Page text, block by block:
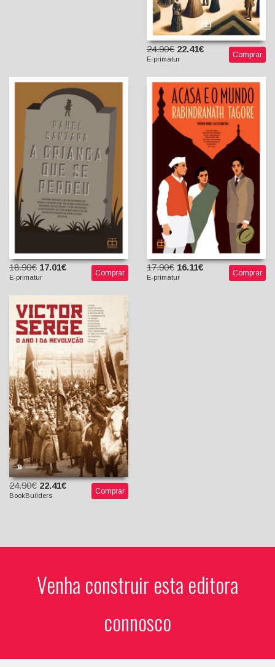
24.90€ 22.41€
E-primatur Comprar
A Criança que se Perdeu
Rahel Sanzara
Maria Ponce de Leão
18.90€ 17.01€
E-primatur Comprar
A Casa e o Mundo
Rabindranath Tagore
Telo de Mascarenhas
(tradutor)
17.90€ 16.11€
E-primatur Comprar
O Ano I da Revolução
Victor Serge
Nuno dos Santos
(Tradutor)
24.90€ 22.41€
BookBuilders Comprar
Venha construir esta editora
connosco